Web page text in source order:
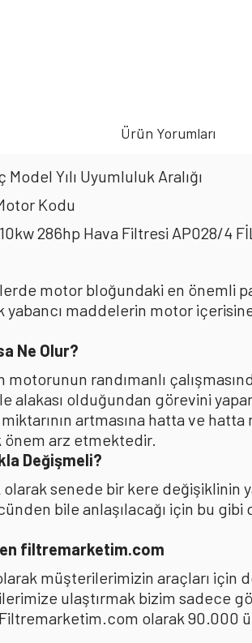
Ürün Yorumları
Yılı Uyumluluk Aralığı
Kodu
286hp Hava Filtresi AP028/4
motor bloğundaki en önemli
maddelerin motor
Ne Olur?
motorunun randımanlı
alakası olduğundan görevini
artmasına hatta ve
arz etmektedir.
Değişmeli?
senede bir kere değişiklinin
bile anlaşılacağı için bu
filtremarketim.com
müşterilerimizin araçları için
ulaştırmak bizim sadece
olarak 90.000